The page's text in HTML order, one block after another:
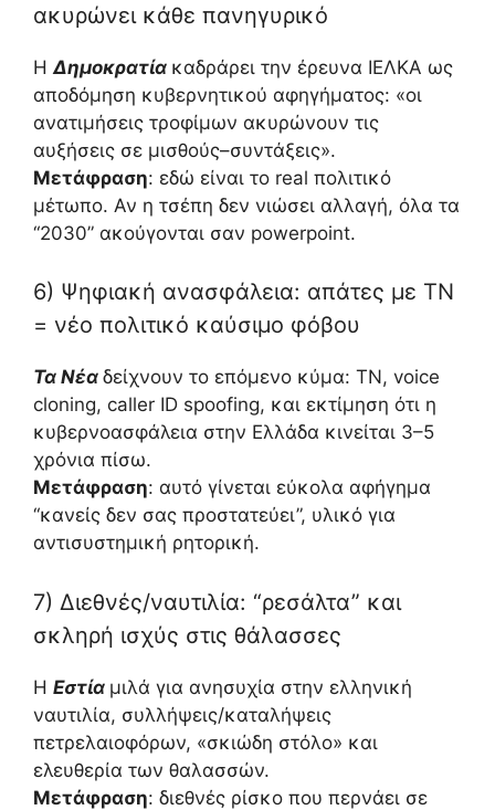
ακυρώνει κάθε πανηγυρικό
Η Δημοκρατία καδράρει την έρευνα ΙΕΛΚΑ ως
αποδόμηση κυβερνητικού αφηγήματος: «οι
ανατιμήσεις τροφίμων ακυρώνουν τις
αυξήσεις σε μισθούς–συντάξεις».
Μετάφραση: εδώ είναι το real πολιτικό
μέτωπο. Αν η τσέπη δεν νιώσει αλλαγή, όλα τα
“2030” ακούγονται σαν powerpoint.
6) Ψηφιακή ανασφάλεια: απάτες με ΤΝ
= νέο πολιτικό καύσιμο φόβου
Τα Νέα δείχνουν το επόμενο κύμα: ΤΝ, voice
cloning, caller ID spoofing, και εκτίμηση ότι η
κυβερνοασφάλεια στην Ελλάδα κινείται 3–5
χρόνια πίσω.
Μετάφραση: αυτό γίνεται εύκολα αφήγημα
“κανείς δεν σας προστατεύει”, υλικό για
αντισυστημική ρητορική.
7) Διεθνές/ναυτιλία: “ρεσάλτα” και
σκληρή ισχύς στις θάλασσες
Η Εστία μιλά για ανησυχία στην ελληνική
ναυτιλία, συλλήψεις/καταλήψεις
πετρελαιοφόρων, «σκιώδη στόλο» και
ελευθερία των θαλασσών.
Μετάφραση: διεθνές ρίσκο που περνάει σε